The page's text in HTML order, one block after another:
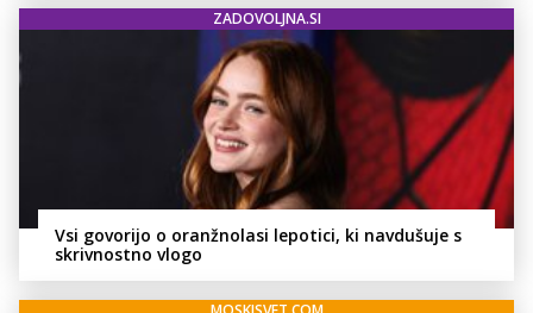
ZADOVOLJNA.SI
Vsi govorijo o oranžnolasi lepotici, ki navdušuje s
skrivnostno vlogo